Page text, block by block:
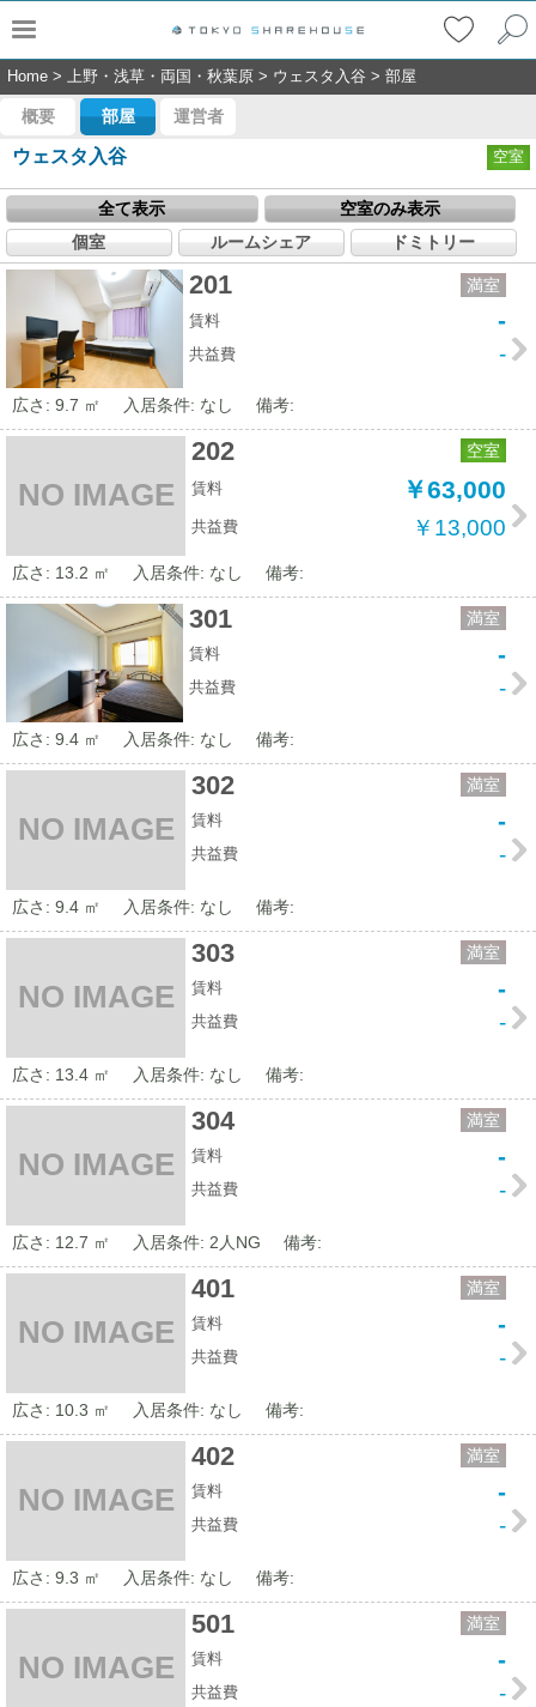
Home > 上野・浅草・両国・秋葉原 > ウェスタ入谷 > 部屋
概要 部屋 運営者
ウェスタ入谷 空室
全て表示
空室のみ表示
個室
ルームシェア ドミトリー
201 満室
賃料 -
共益費 -
広さ: 9.7 ㎡ 入居条件: なし 備考:
NO IMAGE
202 空室
賃料 ￥63,000
共益費 ￥13,000
広さ: 13.2 ㎡ 入居条件: なし 備考:
301 満室
賃料 -
共益費 -
広さ: 9.4 ㎡ 入居条件: なし 備考:
NO IMAGE
302 満室
賃料 -
共益費 -
広さ: 9.4 ㎡ 入居条件: なし 備考:
NO IMAGE
303 満室
賃料 -
共益費 -
広さ: 13.4 ㎡ 入居条件: なし 備考:
NO IMAGE
304 満室
賃料 -
共益費 -
広さ: 12.7 ㎡ 入居条件: 2人NG 備考:
NO IMAGE
401 満室
賃料 -
共益費 -
広さ: 10.3 ㎡ 入居条件: なし 備考:
NO IMAGE
402 満室
賃料 -
共益費 -
広さ: 9.3 ㎡ 入居条件: なし 備考:
NO IMAGE
501 満室
賃料 -
共益費 -